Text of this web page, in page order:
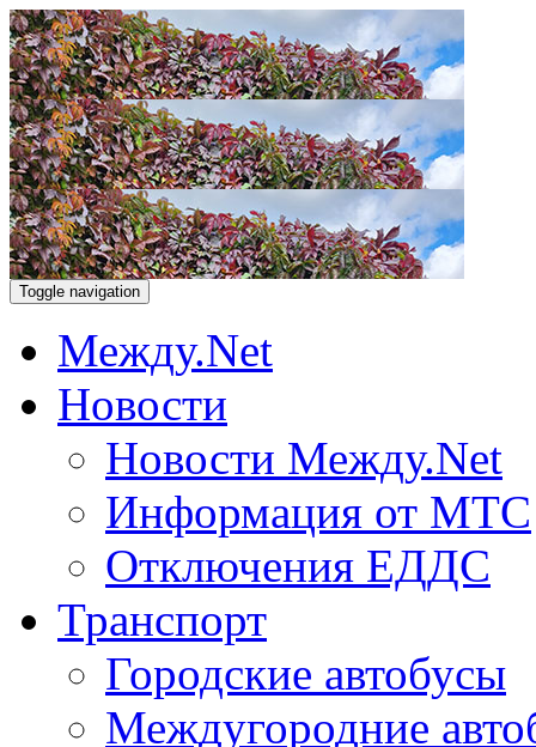
Toggle navigation
Между.Net
Новости
Новости Между.Net
Информация от МТС
Отключения ЕДДС
Транспорт
Городские автобусы
Междугородние